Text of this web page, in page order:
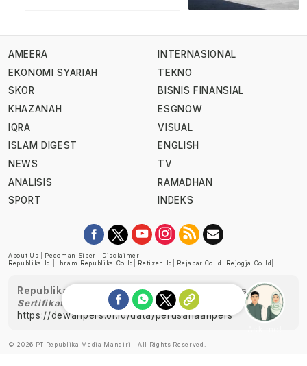
AMEERA
EKONOMI SYARIAH
SKOR
KHAZANAH
IQRA
ISLAM DIGEST
NEWS
ANALISIS
SPORT
INTERNASIONAL
TEKNO
BISNIS FINANSIAL
ESGNOW
VISUAL
ENGLISH
TV
RAMADHAN
INDEKS
About Us Pedoman Siber
Disclaimer
Republika.id
Ihram.republika.co.id Retizen.id Rejabar.co.id Rejogja.co.id
Republika telah diverifikasi oleh Dewan Pers
Sertifikat Nomor 1058/DP-Verifikasi/K/XII/2022
https://dewanpers.or.id/data/perusahaanpers
© 2026 PT Republika Media Mandiri - All Rights Reserved.